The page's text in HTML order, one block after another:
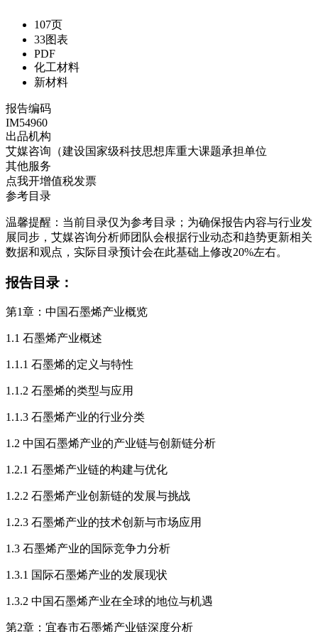
107页
33图表
PDF
化工材料
新材料
报告编码
IM54960
出品机构
艾媒咨询（建设国家级科技思想库重大课题承担单位
其他服务
点我开增值税发票
参考目录
温馨提醒：当前目录仅为参考目录；为确保报告内容与行业发
展同步，艾媒咨询分析师团队会根据行业动态和趋势更新相关
数据和观点，实际目录预计会在此基础上修改20%左右。
报告目录：
第1章：中国石墨烯产业概览
1.1 石墨烯产业概述
1.1.1 石墨烯的定义与特性
1.1.2 石墨烯的类型与应用
1.1.3 石墨烯产业的行业分类
1.2 中国石墨烯产业的产业链与创新链分析
1.2.1 石墨烯产业链的构建与优化
1.2.2 石墨烯产业创新链的发展与挑战
1.2.3 石墨烯产业的技术创新与市场应用
1.3 石墨烯产业的国际竞争力分析
1.3.1 国际石墨烯产业的发展现状
1.3.2 中国石墨烯产业在全球的地位与机遇
第2章：宜春市石墨烯产业链深度分析